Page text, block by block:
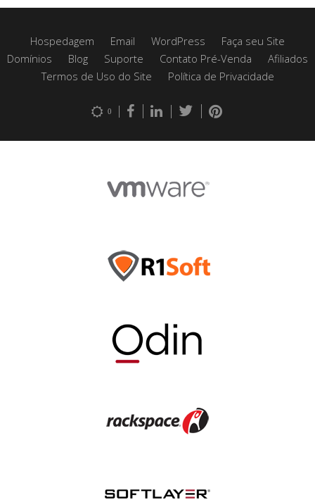
Hospedagem Email WordPress
Faça seu Site
Domínios
Blog Suporte Contato Pré-Venda
Afiliados
Termos de Uso do Site
Política de Privacidade
0